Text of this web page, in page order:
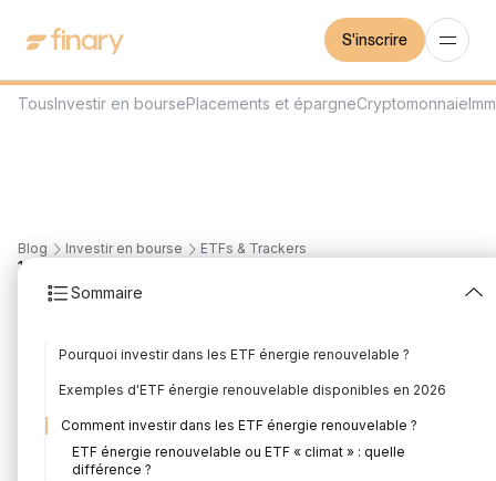
S'inscrire
Blog Investir en bourse ETFs & Trackers
Sommaire
Pourquoi investir dans les ETF énergie renouvelable ?
Exemples d'ETF énergie renouvelable disponibles en 2026
Comment investir dans les ETF énergie renouvelable ?
ETF énergie renouvelable ou ETF « climat » : quelle
différence ?
11
renouvelable : investir
dans l'énergie verte
(2026)
TousInvestir en boursePlacements et épargneCryptomonnaie